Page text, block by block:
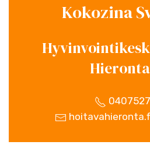
Kokozina